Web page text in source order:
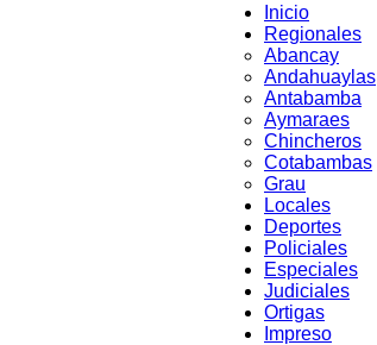
Inicio
Regionales
Abancay
Andahuaylas
Antabamba
Aymaraes
Chincheros
Cotabambas
Grau
Locales
Deportes
Policiales
Especiales
Judiciales
Ortigas
Impreso